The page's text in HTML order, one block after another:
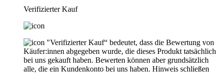
Verifizierter Kauf
"Verifizierter Kauf“ bedeutet, dass die Bewertung von
Käufer:innen abgegeben wurde, die dieses Produkt tatsächlich
bei uns gekauft haben. Bewerten können aber grundsätzlich
alle, die ein Kundenkonto bei uns haben. Hinweis schließen